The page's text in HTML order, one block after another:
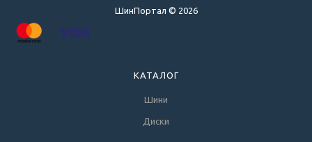
ШинПортал © 2026
КАТАЛОГ
Шини
Диски